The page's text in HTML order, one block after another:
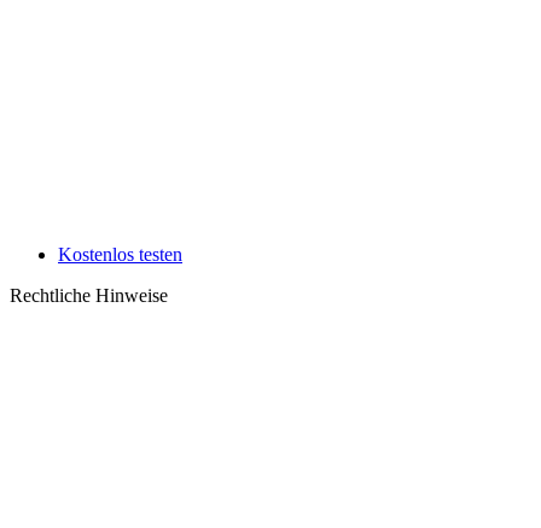
Kostenlos testen
Rechtliche Hinweise